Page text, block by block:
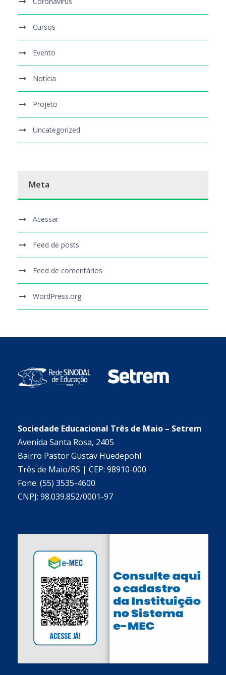
Cursos
Evento
Notícia
Projeto
Uncategorized
Meta
Acessar
Feed de posts
Feed de comentários
WordPress.org
Sociedade Educacional Três de Maio – Setrem
Avenida Santa Rosa, 2405
Bairro Pastor Gustav Hüedepohl
Três de Maio/RS | CEP: 98910-000
Fone: (55) 3535-4600
CNPJ: 98.039.852/0001-97